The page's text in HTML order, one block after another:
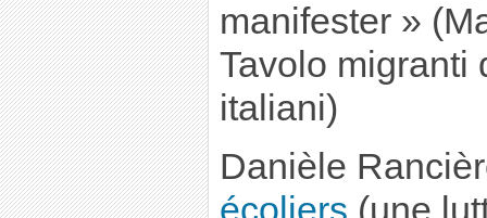
manifester »
Tavolo migranti
italiani)
Danièle
écoliers (une